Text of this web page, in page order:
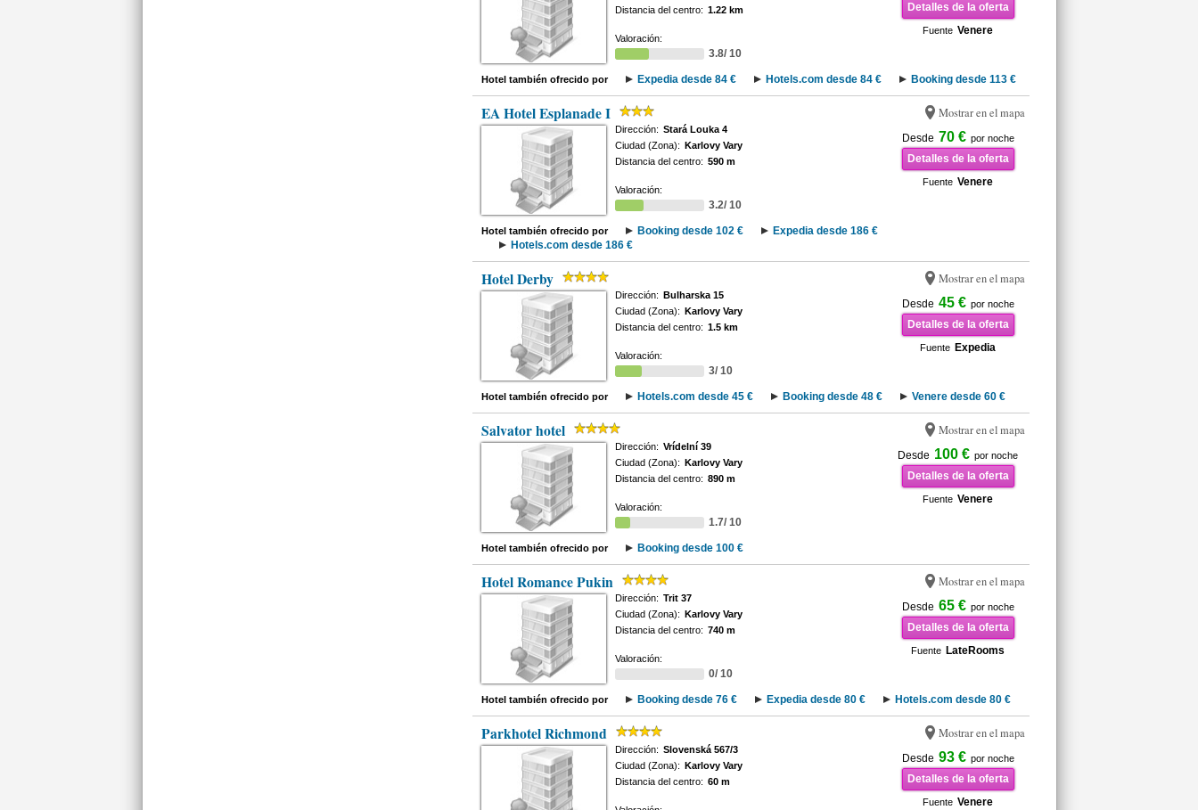
Detalles de la oferta
Fuente Venere
Distancia del centro: 1.22 km
Valoración:
3.8/ 10
Hotel también ofrecido por Expedia desde 84 € Hotels.com desde 84 € Booking desde 113 €
EA Hotel Esplanade I Mostrar en el mapa
Desde 70 € por noche
Detalles de la oferta
Fuente Venere
Dirección: Stará Louka 4
Ciudad (Zona): Karlovy Vary
Distancia del centro: 590 m
Valoración:
3.2/ 10
Hotel también ofrecido por Booking desde 102 €
Expedia desde 186 €
Hotels.com desde 186 €
Hotel Derby Mostrar en el mapa
Desde 45 € por noche
Detalles de la oferta
Fuente Expedia
Dirección: Bulharska 15
Ciudad (Zona): Karlovy Vary
Distancia del centro: 1.5 km
Valoración:
3/ 10
Hotel también ofrecido por Hotels.com desde 45 € Booking desde 48 € Venere desde 60 €
Salvator hotel Mostrar en el mapa
Desde 100 € por noche
Detalles de la oferta
Fuente Venere
Dirección: Vrídelní 39
Ciudad (Zona): Karlovy Vary
Distancia del centro: 890 m
Valoración:
1.7/ 10
Hotel también ofrecido por Booking desde 100 €
Hotel Romance Pukin Mostrar en el mapa
Desde 65 € por noche
Detalles de la oferta
Fuente LateRooms
Dirección: Trit 37
Ciudad (Zona): Karlovy Vary
Distancia del centro: 740 m
Valoración:
0/ 10
Hotel también ofrecido por Booking desde 76 € Expedia desde 80 € Hotels.com desde 80 €
Parkhotel Richmond Mostrar en el mapa
Desde 93 € por noche
Detalles de la oferta
Fuente Venere
Dirección: Slovenská 567/3
Ciudad (Zona): Karlovy Vary
Distancia del centro: 60 m